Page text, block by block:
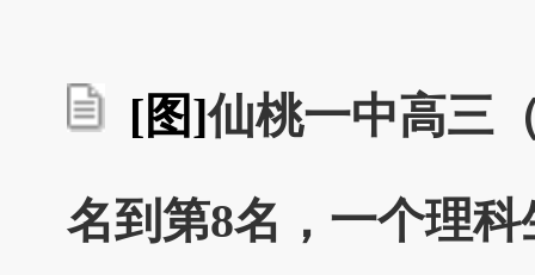
[图]仙桃一中高三
名到第8名，一个理